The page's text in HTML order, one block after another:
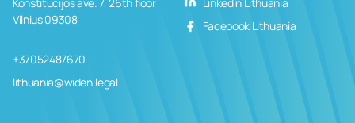
Vilnius 09308
+37052487670
lithuania@widen.legal
Facebook Lithuania